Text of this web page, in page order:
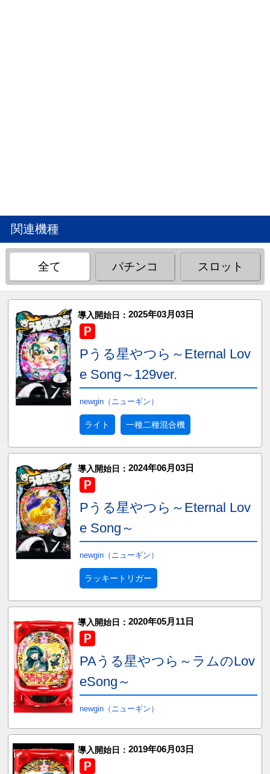
関連機種
全て パチンコ スロット
導入開始日： 2025年03月03日
Pうる星やつら～Eternal Lov
e Song～129ver.
newgin（ニューギン）
ライト 一種二種混合機
導入開始日： 2024年06月03日
Pうる星やつら～Eternal Lov
e Song～
newgin（ニューギン）
ラッキートリガー
導入開始日： 2020年05月11日
PAうる星やつら～ラムのLov
eSong～
newgin（ニューギン）
導入開始日： 2019年06月03日